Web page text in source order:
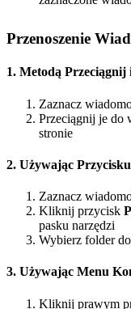
Przenoszenie
1. Metodą Przeciągnij
Zaznacz
Przeciągnij je do
stronie
2. Używając
Zaznacz
Kliknij przycisk
pasku narzędzi
Wybierz folder
3. Używając Menu
Kliknij prawym